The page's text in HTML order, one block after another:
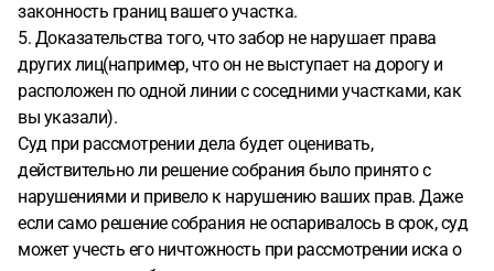
законность границ вашего участка.
5. Доказательства того, что забор не нарушает права
других лиц(например, что он не выступает на дорогу и
расположен по одной линии с соседними участками, как
вы указали).
Суд при рассмотрении дела будет оценивать,
действительно ли решение собрания было принято с
нарушениями и привело к нарушению ваших прав. Даже
если само решение собрания не оспаривалось в срок, суд
может учесть его ничтожность при рассмотрении иска о